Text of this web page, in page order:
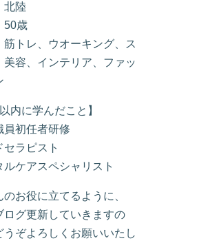
北陸
50歳
筋トレ、ウオーキング、ス
美容、インテリア、ファッ
以内に学んだこと】
員初任者研修
セラピスト
ルケアスペシャリスト
のお役に立てるように、
ログ更新していきますの
うぞよろしくお願いいたし